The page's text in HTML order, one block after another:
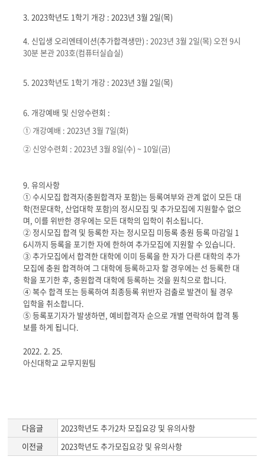
3. 2023학년도 1학기 개강 : 2023년 3월 2일(목)
4. 신입생 오리엔테이션(추가합격생만) :2023년3월 2일(목) 오전 9시
30분 본관 203호(컴퓨터실습실)
5. 2023학년도 1학기 개강 : 2023년3월2일(목)
6. 개강예배 및 신앙수련회 :
① 개강예배 : 2023년3월 7일(화)
② 신앙수련회 : 2023년3월 8일(수) ~ 10일(금)
9. 유의사항
① 수시모집 합격자(충원합격자 포함)는 등록여부와 관계 없이 모든 대
학(전문대학, 산업대학 포함)의 정시모집 및 추가모집에 지원할수 없으
며, 이를 위반한 경우에는 모든 대학의 입학이 취소됩니다.
② 정시모집 합격 및 등록한 자는 정시모집 미등록 충원 등록 마감일 1
6시까지 등록을 포기한 자에 한하여 추가모집에 지원할 수 있습니다.
③ 추가모집에서 합격한 대학에 이미 등록을 한 자가 다른 대학의 추가
모집에 충원 합격하여 그 대학에 등록하고자 할 경우에는 선 등록한 대
학을 포기한 후, 충원합격 대학에 등록하는 것을 원칙으로 합니다.
④ 복수 합격 또는 등록하여 최종등록 위반자 검출로 발견이 될 경우
입학을 취소합니다.
⑤ 등록포기자가 발생하면, 예비합격자 순으로 개별 연락하여 합격 통
보를 하게 됩니다.
2022. 2. 25.
아신대학교 교무지원팀
다음글
2023학년도 추가2차 모집요강 및 유의사항
이전글
2023학년도 추가모집요강 및 유의사항